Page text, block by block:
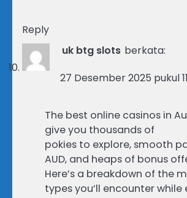
Reply
uk btg slots berkata:
27 Desember 2025 pukul
The best online casinos in
give you thousands of
pokies to explore, smooth
AUD, and heaps of bonus
Here’s a breakdown of the
types you’ll encounter while